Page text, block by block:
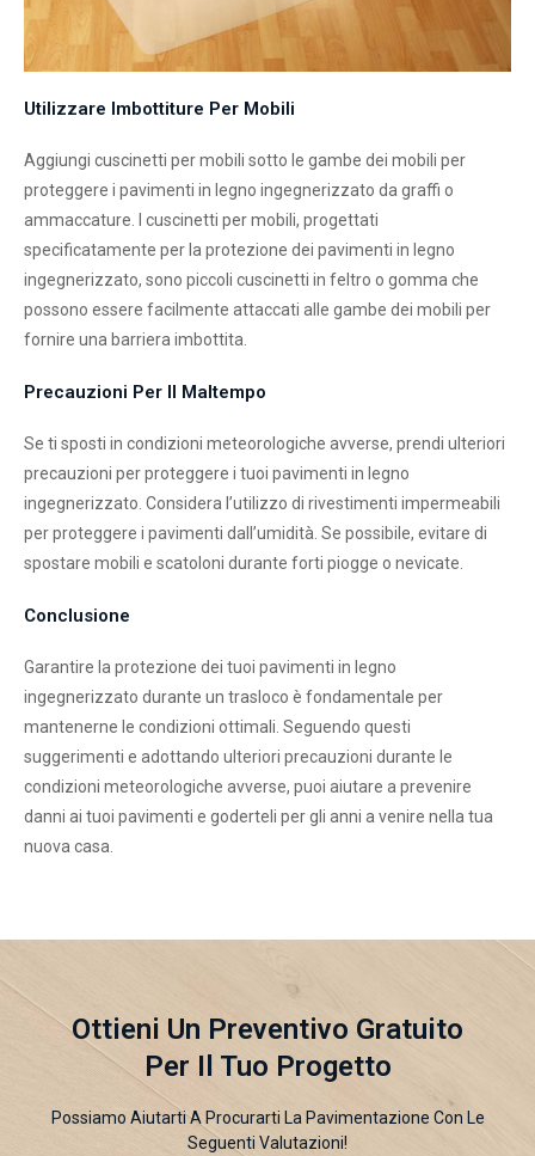
Utilizzare Imbottiture Per Mobili
Aggiungi cuscinetti per mobili sotto le gambe dei mobili per
proteggere i pavimenti in legno ingegnerizzato da graffi o
ammaccature. I cuscinetti per mobili, progettati
specificatamente per la protezione dei pavimenti in legno
ingegnerizzato, sono piccoli cuscinetti in feltro o gomma che
possono essere facilmente attaccati alle gambe dei mobili per
fornire una barriera imbottita.
Precauzioni Per Il Maltempo
Se ti sposti in condizioni meteorologiche avverse, prendi ulteriori
precauzioni per proteggere i tuoi pavimenti in legno
ingegnerizzato. Considera l’utilizzo di rivestimenti impermeabili
per proteggere i pavimenti dall’umidità. Se possibile, evitare di
spostare mobili e scatoloni durante forti piogge o nevicate.
Conclusione
Garantire la protezione dei tuoi pavimenti in legno
ingegnerizzato durante un trasloco è fondamentale per
mantenerne le condizioni ottimali. Seguendo questi
suggerimenti e adottando ulteriori precauzioni durante le
condizioni meteorologiche avverse, puoi aiutare a prevenire
danni ai tuoi pavimenti e goderteli per gli anni a venire nella tua
nuova casa.
Ottieni Un Preventivo Gratuito
Per Il Tuo Progetto
Possiamo Aiutarti A Procurarti La Pavimentazione Con Le
Seguenti Valutazioni!